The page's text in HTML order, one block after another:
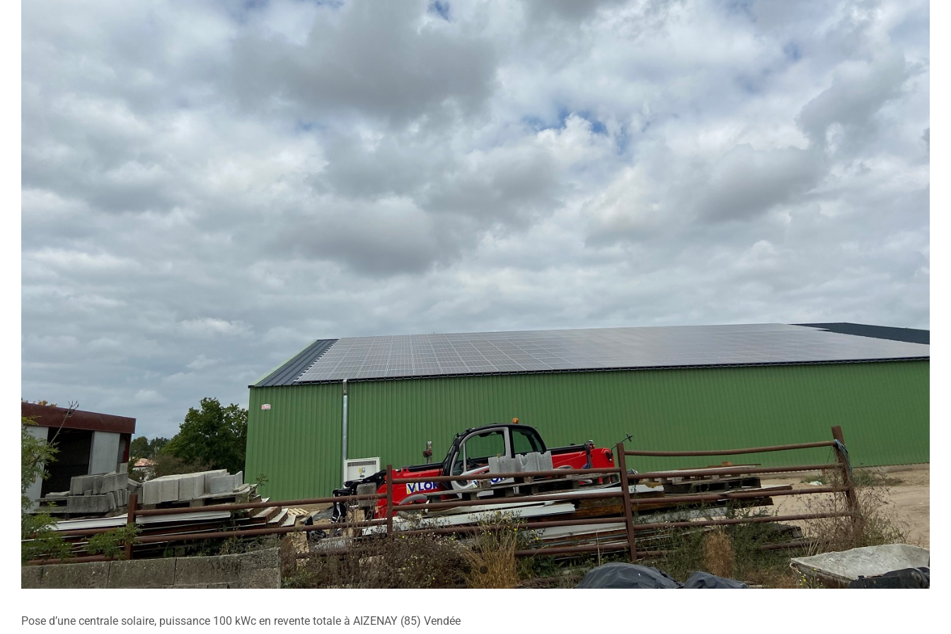
Pose d’une centrale solaire, puissance 100 kWc en revente totale à AIZENAY (85) Vendée